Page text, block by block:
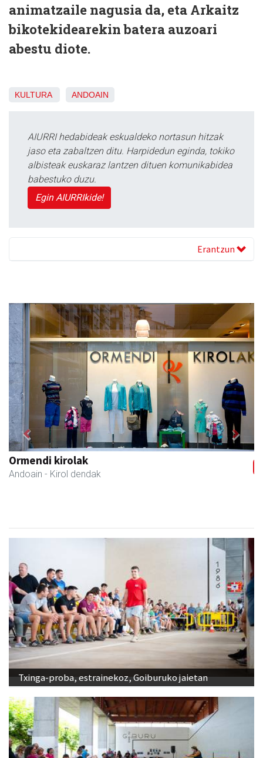
animatzaile nagusia da, eta Arkaitz
bikotekidearekin batera auzoari
abestu diote.
KULTURA ANDOAIN
AIURRI hedabideak eskualdeko nortasun hitzak
jaso eta zabaltzen ditu. Harpidedun eginda, tokiko
albisteak euskaraz lantzen dituen komunikabidea
babestuko duzu.
Egin AIURRIkide!
Erantzun
Txindoki taberna
Andoain -
Previous Next
Txinga-proba, estrainekoz, Goiburuko jaietan